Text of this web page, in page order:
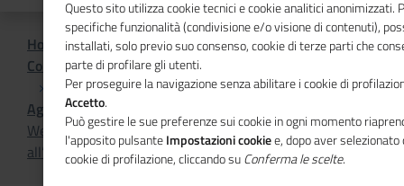
Home
Comunicazione istituzionale per il sistema camerale
Agenda
Webinar "Gestione fiscale della prestazione di servizi
all’estero"
Questo sito utilizza cookie tecnici e cookie analitici anonimizzati.
specifiche funzionalità (condivisione e/o visione di contenuti),
installati, solo previo suo consenso, cookie di terze parti che
parte di profilare gli utenti.
Per proseguire la navigazione senza abilitare i cookie di
Accetto.
Può gestire le sue preferenze sui cookie in ogni momento
l'apposito pulsanteImpostazioni cookiee, dopo aver
cookie di profilazione, cliccando suConferma le scelte.